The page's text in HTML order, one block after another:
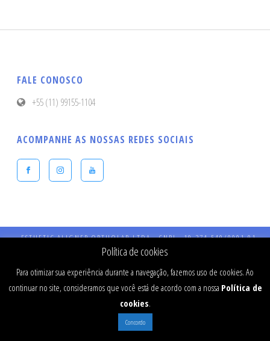
FALE CONOSCO
+55 (11) 99155-1104
ACOMPANHE AS NOSSAS REDES SOCIAIS
ESTHETIC ALIGNER ORTHOLAB LTDA - CNPJ - 19.274.540/0001-91 -
Endereço: Praça Presidente Kennedy, 90 – Vila Bastos – CEP: 09041-040
Santo André - SP - CRO 984 - RT: Dr Fernando Stefanato Buranello -
Política de cookies
Para otimizar sua experiência durante a navegação, fazemos uso de cookies. Ao
continuar no site, consideramos que você está de acordo com a nossa Política de
cookies.
Concordo